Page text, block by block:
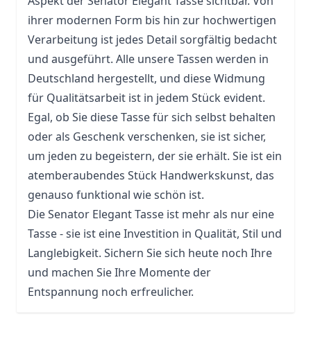
ihrer modernen Form bis hin zur hochwertigen
Verarbeitung ist jedes Detail sorgfältig bedacht
und ausgeführt. Alle unsereTassen werden in
Deutschland hergestellt, und diese Widmung
für Qualitätsarbeit ist in jedem Stück evident.
Egal, ob Sie diese Tasse für sich selbst behalten
oder als Geschenk verschenken, sie ist sicher,
um jeden zu begeistern, der sie erhält. Sie ist ein
atemberaubendes Stück Handwerkskunst, das
genauso funktional wie schön ist.
Die Senator Elegant Tasse ist mehr als nur eine
Tasse - sie ist eine Investition in Qualität, Stil und
Langlebigkeit. Sichern Sie sich heute noch Ihre
und machen Sie Ihre Momente der
Entspannung noch erfreulicher.